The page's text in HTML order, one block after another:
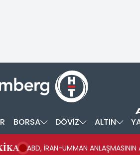
BORSA DÖVİZ ALTIN
ABD, İRAN-UMMAN ANLAŞMASININ